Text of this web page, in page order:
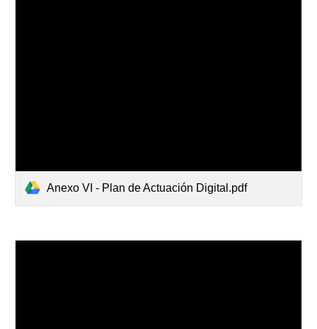
Anexo VI - Plan de Actuación Digital.pdf